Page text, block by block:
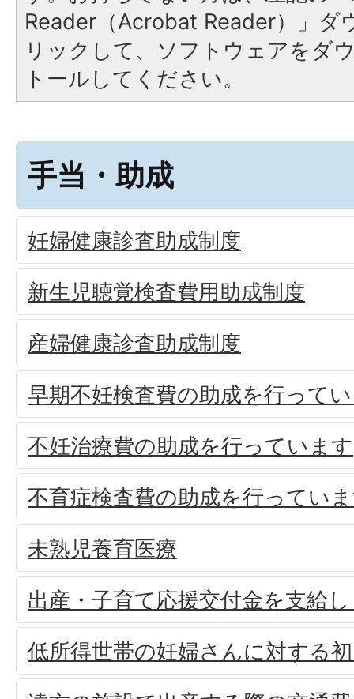
Reader（Acrobat Reader）」ダ
リックして、ソフトウェアをダ
トールしてください。
手当・助成
妊婦健康診査助成制度
新生児聴覚検査費用助成制度
産婦健康診査助成制度
早期不妊検査費の助成を行って
不妊治療費の助成を行っています
不育症検査費の助成を行ってい
未熟児養育医療
出産・子育て応援交付金を支給
低所得世帯の妊婦さんに対する